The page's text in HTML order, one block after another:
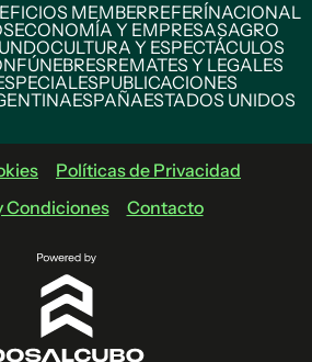
MEMBERREFERÍNACIONAL
ECONOMÍA Y EMPRESASAGRO
CULTURA Y ESPECTÁCULOS
FÚNEBRESREMATES Y LEGALES
PUBLICACIONES
ESPAÑAESTADOS UNIDOS
Políticas de Privacidad
Condiciones
Contacto